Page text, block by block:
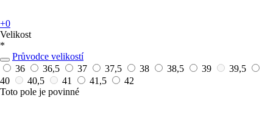
+0
Velikost
*
Průvodce velikostí
36
36,5 37 37,5 38 38,5 39
39,5
40
40,5 41 41,5
42
Toto pole je povinné